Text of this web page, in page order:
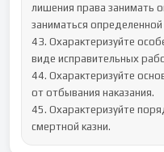
лишения права занимать
заниматься
43. Охарактеризуйте
виде исправительных
44. Охарактеризуйте
от отбывания наказания.
45. Охарактеризуйте
смертной казни.